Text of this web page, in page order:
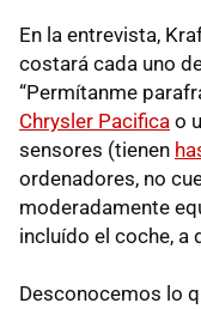
En la entrevista,
costará cada uno
“Permítanme
Chrysler Pacifica o
sensores (tienen
ordenadores, no
moderadamente
incluído el coche, a
Desconocemos lo